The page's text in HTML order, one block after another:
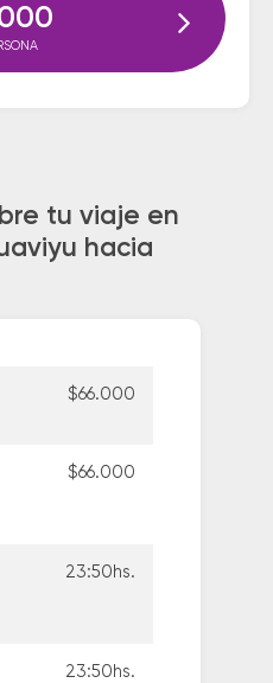
tu viaje en
hacia
$66.000
$66.000
23:50hs.
23:50hs.